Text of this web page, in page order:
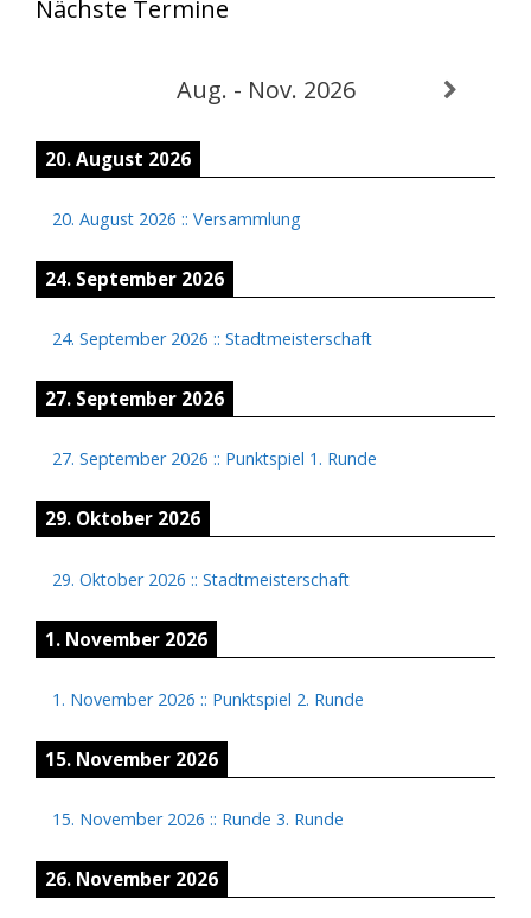
Nächste Termine
Aug. - Nov. 2026
20. August 2026
20. August 2026 :: Versammlung
24. September 2026
24. September 2026 :: Stadtmeisterschaft
27. September 2026
27. September 2026 :: Punktspiel 1. Runde
29. Oktober 2026
29. Oktober 2026 :: Stadtmeisterschaft
1. November 2026
1. November 2026 :: Punktspiel 2. Runde
15. November 2026
15. November 2026 :: Runde 3. Runde
26. November 2026